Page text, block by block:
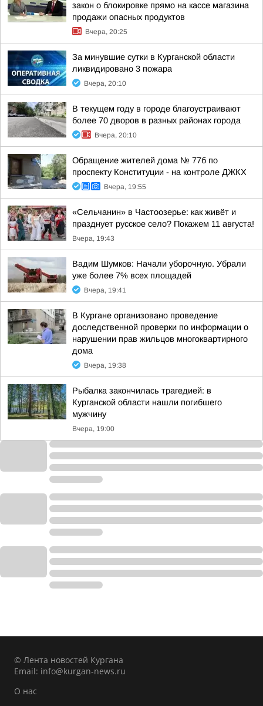
закон о блокировке прямо на кассе магазина
продажи опасных продуктов
Вчера, 20:25
За минувшие сутки в Курганской области
ликвидировано 3 пожара
Вчера, 20:10
В текущем году в городе благоустраивают
более 70 дворов в разных районах города
Вчера, 20:10
Обращение жителей дома № 77б по
проспекту Конституции - на контроле ДЖКХ
Вчера, 19:55
«Сельчанин» в Частоозерье: как живёт и
празднует русское село? Покажем 11 августа!
Вчера, 19:43
Вадим Шумков: Начали уборочную. Убрали
уже более 7% всех площадей
Вчера, 19:41
В Кургане организовано проведение
доследственной проверки по информации о
нарушении прав жильцов многоквартирного
дома
Вчера, 19:38
Рыбалка закончилась трагедией: в
Курганской области нашли погибшего
мужчину
Вчера, 19:00
© Лента новостей Кургана
Email: info@kurgan-news.ru
О нас